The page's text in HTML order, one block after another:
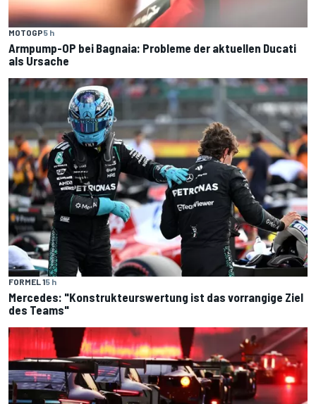
MOTOGP5 h
Armpump-OP bei Bagnaia: Probleme der aktuellen Ducati
als Ursache
FORMEL 15 h
Mercedes: "Konstrukteurswertung ist das vorrangige Ziel
des Teams"